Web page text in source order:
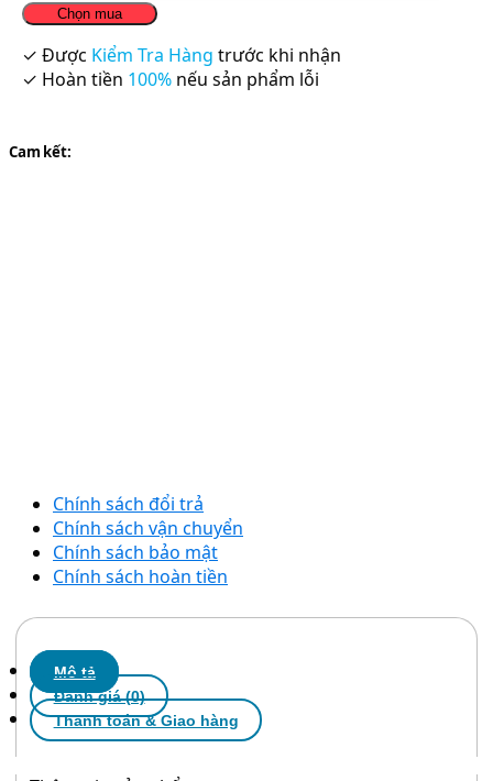
Chọn mua
✓ Được Kiểm Tra Hàng trước khi nhận
✓ Hoàn tiền 100% nếu sản phẩm lỗi
Cam kết:
Chính sách đổi trả
Chính sách vận chuyển
Chính sách bảo mật
Chính sách hoàn tiền
Mô tả
Đánh giá (0)
Thanh toán & Giao hàng